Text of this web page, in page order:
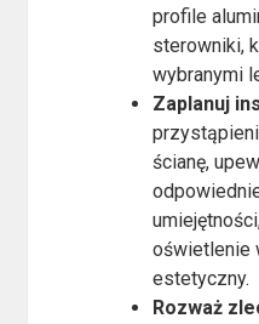
profile
sterowniki,
wybranymi
Zaplanuj
ścianę,
oświetlenie
estetyczny.
Rozważ